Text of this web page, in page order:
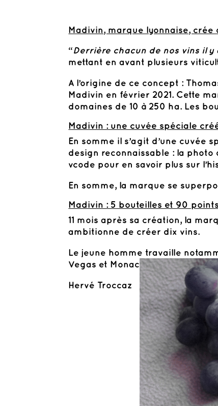
Madivin, marque lyonnaise,
“Derrière chacun de nos vins il y
mettant en avant plusieurs
A l’origine de ce concept :
Madivin en février 2021. Cette
domaines de 10 à 250 ha. Les
Madivin : une cuvée spéciale
En somme il s’agit d’une cuvée
design reconnaissable : la
vcode pour en savoir plus sur
En somme, la marque se
Madivin : 5 bouteilles et 90
11 mois après sa création, la
ambitionne de créer dix vins.
Le jeune homme travaille
Vegas et Monaco. Mais aussi
Hervé Troccaz